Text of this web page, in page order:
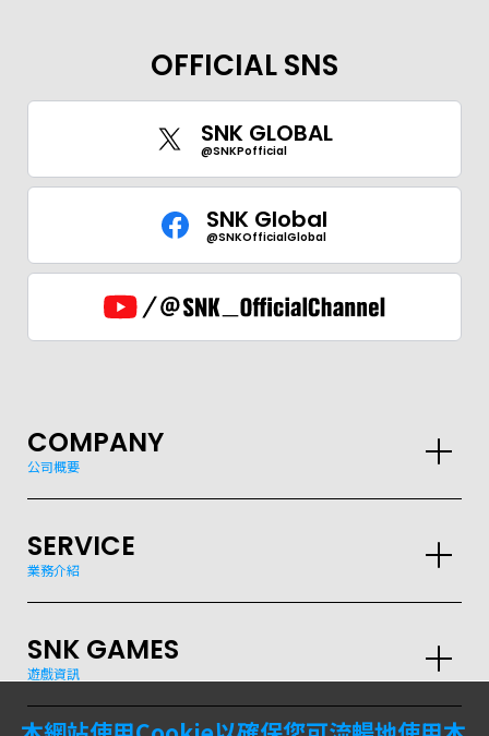
JPN
OFFICIAL SNS
SNK GLOBAL
@SNKPofficial
SNK Global
@SNKOfficialGlobal
COMPANY
公司概要
SERVICE
業務介紹
SNK GAMES
遊戲資訊